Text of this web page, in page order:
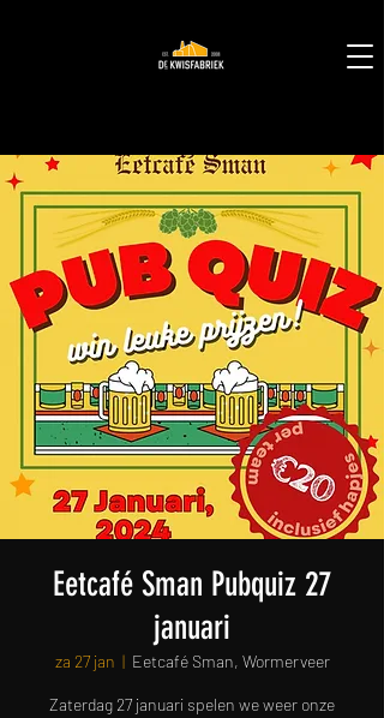
Eetcafé Sman Pubquiz 27
januari
za 27 jan
  |
Eetcafé Sman, Wormerveer
Zaterdag 27 januari spelen we weer onze